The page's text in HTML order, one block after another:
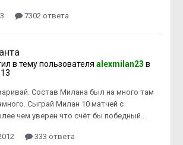
7302 ответа
в тему пользователя alexmilan23 в
Состав Милана был на много там
Сыграй Милан 10 матчей с
чем уверен что счёт бы победный...
333 ответа